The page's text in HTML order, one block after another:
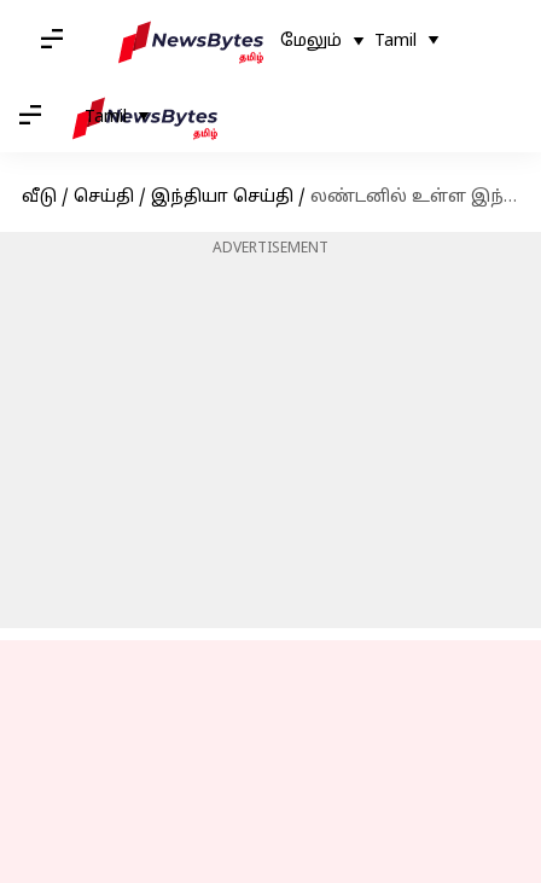
மேலும் Tamil
Tamil
வீடு / செய்தி / இந்தியா செய்தி / லண்டனில் உள்ள இந்திய தூதரக பிரச்சனை: டெல்லி காவல்துறை வழக்கு பதிவு
ADVERTISEMENT